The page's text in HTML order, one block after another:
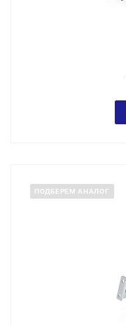
ПОДБЕРЕМ АНАЛОГ